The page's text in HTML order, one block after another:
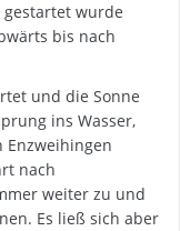
gestartet wurde
bis nach
und die Sonne
ins Wasser,
Enzweihingen
nach
weiter zu und
Es ließ sich aber